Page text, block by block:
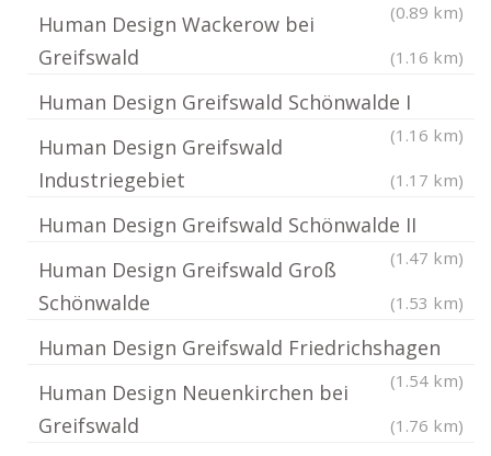
(0.89 km)
Human Design Wackerow bei
Greifswald
(1.16 km)
Human Design Greifswald Schönwalde I
(1.16 km)
Human Design Greifswald
Industriegebiet
(1.17 km)
Human Design Greifswald Schönwalde II
(1.47 km)
Human Design Greifswald Groß
Schönwalde
(1.53 km)
Human Design Greifswald Friedrichshagen
(1.54 km)
Human Design Neuenkirchen bei
Greifswald
(1.76 km)